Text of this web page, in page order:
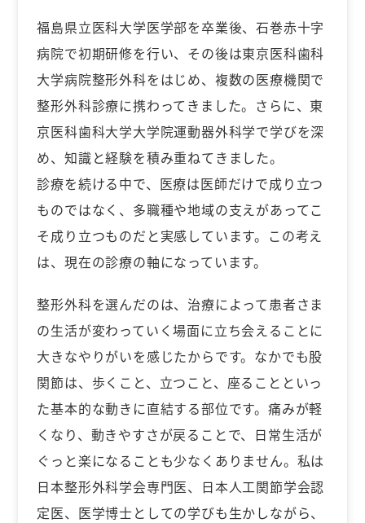
福島県立医科大学医学部を卒業後、石巻赤十字
病院で初期研修を行い、その後は東京医科歯科
大学病院整形外科をはじめ、複数の医療機関で
整形外科診療に携わってきました。さらに、東
京医科歯科大学大学院運動器外科学で学びを深
め、知識と経験を積み重ねてきました。
診療を続ける中で、医療は医師だけで成り立つ
ものではなく、多職種や地域の支えがあってこ
そ成り立つものだと実感しています。この考え
は、現在の診療の軸になっています。
整形外科を選んだのは、治療によって患者さま
の生活が変わっていく場面に立ち会えることに
大きなやりがいを感じたからです。なかでも股
関節は、歩くこと、立つこと、座ることといっ
た基本的な動きに直結する部位です。痛みが軽
くなり、動きやすさが戻ることで、日常生活が
ぐっと楽になることも少なくありません。私は
日本整形外科学会専門医、日本人工関節学会認
定医、医学博士としての学びも生かしながら、